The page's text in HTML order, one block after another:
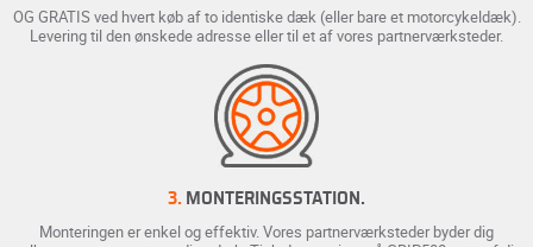
OG GRATIS ved hvert køb af to identiske dæk (eller bare et motorcykeldæk).
Levering til den ønskede adresse eller til et af vores partnerværksteder.
3. MONTERINGSSTATION.
Monteringen er enkel og effektiv. Vores partnerværksteder byder dig